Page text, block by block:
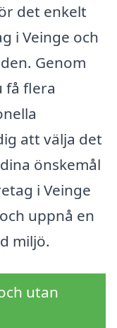
det enkelt
i Veinge och
Genom
få flera
att välja det
önskemål
i Veinge
uppnå en
miljö.
utan